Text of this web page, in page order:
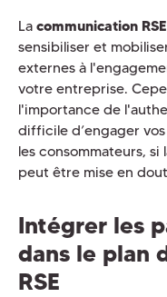
La communication RSE
sensibiliser et
externes à
votre entreprise.
l'importance de
difficile d’engager
les consommateurs,
peut être mise en
Intégrer les
dans le plan
RSE